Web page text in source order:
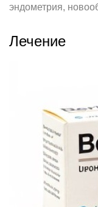
эндометрия,
Лечение